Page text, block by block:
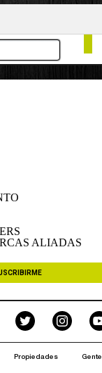
ALIADAS
Propiedades Gente